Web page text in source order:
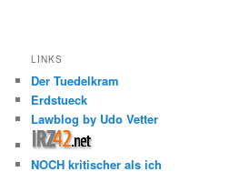
LINKS
Der Tuedelkram
Erdstueck
Lawblog by Udo Vetter
NOCH kritischer als ich